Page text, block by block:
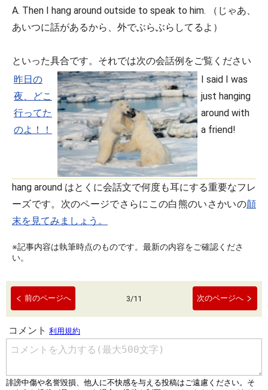
A. Then I hang around outside to speak to him. （じゃあ、
あいつに話があるから、外でぶらぶらしてるよ）
といった具合です。それでは次の会話例をご覧ください
昨日の
夜、どこ
行ってた
のよ！！
I said I was
just hanging
around with
a friend!
hang around はとくに会話文で何度も耳にする重要なフレ
ーズです。次のページでさらにこの白熊のいさかいの顛
末を見てみましょう。
※記事内容は執筆時点のものです。最新の内容をご確認くださ
い。
前のページへ 3/11 次のページへ